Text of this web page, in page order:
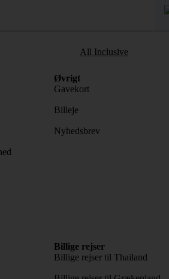
All Inclusive
Øvrigt
Gavekort
Billeje
Nyhedsbrev
Billige rejser
Billige rejser til Thailand